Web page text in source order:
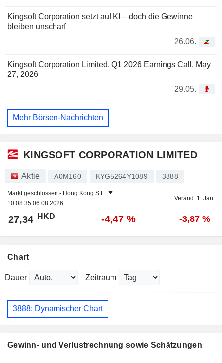
Kingsoft Corporation setzt auf KI – doch die Gewinne
bleiben unscharf
26.06.
Kingsoft Corporation Limited, Q1 2026 Earnings Call, May
27, 2026
29.05.
Mehr Börsen-Nachrichten
KINGSOFT CORPORATION LIMITED
Aktie A0M160 KYG5264Y1089 3888
Markt geschlossen - Hong Kong S.E.
10:08:35 06.08.2026
Veränd. 1. Jan.
27,34 HKD -4,47 % -3,87 %
Chart
Dauer Zeitraum
3888: Dynamischer Chart
Gewinn- und Verlustrechnung sowie Schätzungen